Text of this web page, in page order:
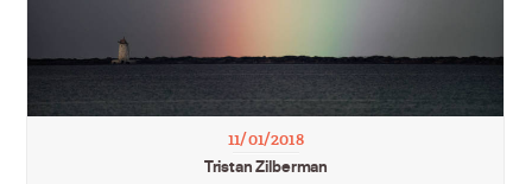
11/01/2018
Tristan Zilberman